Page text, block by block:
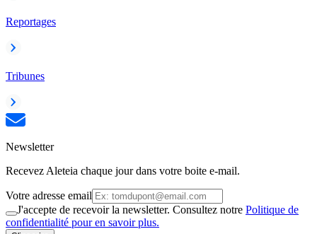
Reportages
Tribunes
Newsletter
Recevez Aleteia chaque jour dans votre boite e-mail.
Votre adresse email
J'accepte de recevoir la newsletter. Consultez notre Politique de
confidentialité pour en savoir plus.